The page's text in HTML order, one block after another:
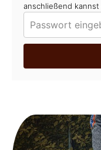
anschließend